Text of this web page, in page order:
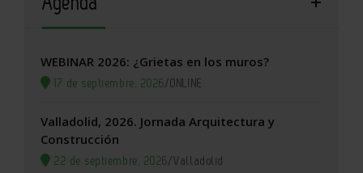
WEBINAR 2026: ¿Grietas en los muros?
17 de septiembre, 2026/ONLINE
Valladolid, 2026. Jornada Arquitectura y
Construcción
22 de septiembre, 2026/Valladolid